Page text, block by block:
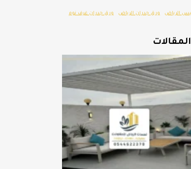
الرياض ورق جدران الرياض ورق جدران غرف نوم